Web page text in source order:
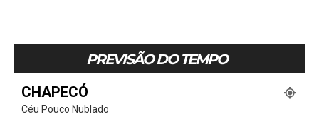
PREVISÃO DO TEMPO
CHAPECÓ
Céu Pouco Nublado